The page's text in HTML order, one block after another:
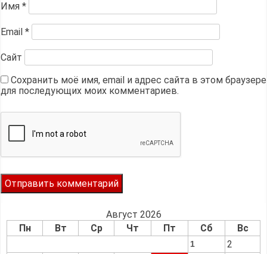
Имя *
Email *
Сайт
Сохранить моё имя, email и адрес сайта в этом браузере
для последующих моих комментариев.
Август 2026
Пн
Вт Ср Чт Пт Сб Вс
1
2